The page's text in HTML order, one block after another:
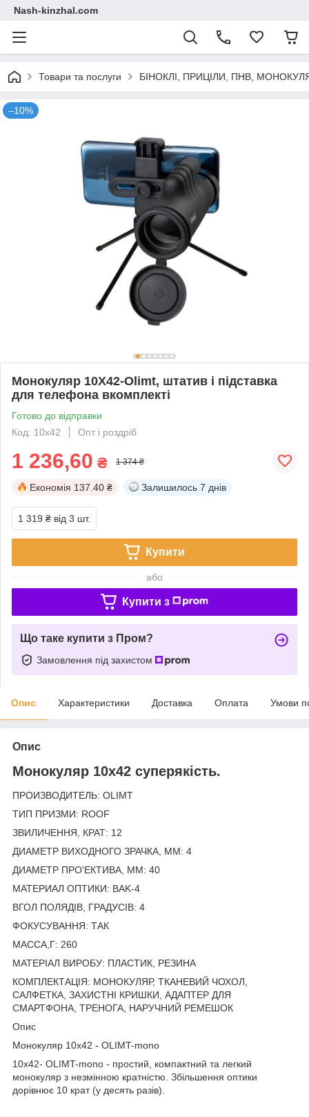
Nash-kinzhal.com
Товари та послуги БІНОКЛІ, ПРИЦІЛИ, ПНВ,
–10%
Монокуляр 10X42-Olimt, штатив і підставка
для телефона вкомплекті
Готово до відправки
Код: 10х42
Опт і роздріб
1 236,60 ₴ 1 374 ₴
Економія 137.40 ₴ Залишилось 7 днів
1 319 ₴ від 3 шт.
Купити
або
Купити з
Що таке купити з Пром?
Замовлення під захистом
Опис Характеристики Доставка Оплата Умови
Опис
Монокуляр 10x42 суперякість.
ПРОИЗВОДИТЕЛЬ: OLIMT
ТИП ПРИЗМИ: ROOF
ЗВИЛИЧЕННЯ, КРАТ: 12
ДИАМЕТР ВИХОДНОГО ЗРАЧКА, ММ: 4
ДИАМЕТР ПРО'ЕКТИВА, ММ: 40
МАТЕРИАЛ ОПТИКИ: BAK-4
ВГОЛ ПОЛЯДІВ, ГРАДУСІВ: 4
ФОКУСУВАННЯ: ТАК
МАССА,Г: 260
МАТЕРІАЛ ВИРОБУ: ПЛАСТИК, РЕЗИНА
КОМПЛЕКТАЦІЯ: МОНОКУЛЯР, ТКАНЕВИЙ ЧОХОЛ,
САЛФЕТКА, ЗАХИСТНІ КРИШКИ, АДАПТЕР ДЛЯ
СМАРТФОНА, ТРЕНОГА, НАРУЧНИЙ РЕМЕШОК
Опис
Монокуляр 10x42 - OLIMT-mono
10x42- OLIMT-mono - простий, компактний та легкий
монокуляр з незмінною кратністю. Збільшення оптики
дорівнює 10 крат (у десять разів).